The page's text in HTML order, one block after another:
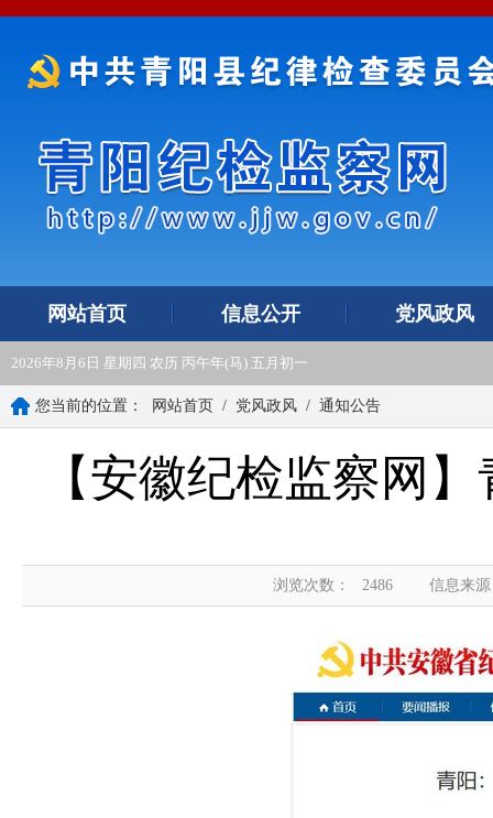
网站首页 信息公开 党风政风
2026年8月6日 星期四 农历 丙午年(马) 五月初一
您当前的位置： 网站首页 / 党风政风 / 通知公告
【安徽纪检监察网
浏览次数： 2486 信息来